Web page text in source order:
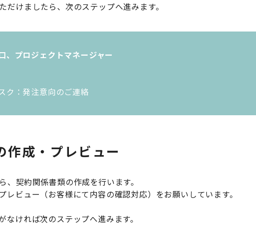
だけましたら、次のステップへ進みます。
、プロジェクトマネージャー
ク：発注意向のご連絡
作成・プレビュー
契約関係書類の作成を行います。
レビュー（お客様にて内容の確認対応）をお願いしています。
ければ次のステップへ進みます。